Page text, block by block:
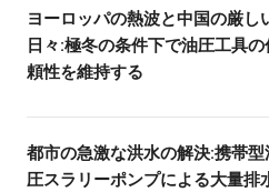
ヨーロッパの熱波と中国の厳し
日々:極冬の条件下で油圧工具の
頼性を維持する
都市の急激な洪水の解決:携帯型
圧スラリーポンプによる大量排